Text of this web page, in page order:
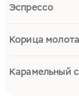
Эспрессо
Корица
Карамельный